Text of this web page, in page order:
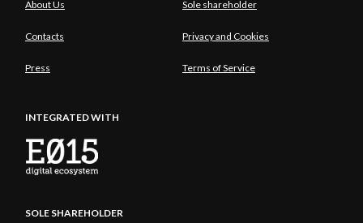
About Us Sole shareholder
Contacts Privacy and Cookies
Press Terms of Service
INTEGRATED WITH
SOLE SHAREHOLDER